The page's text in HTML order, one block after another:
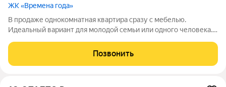
ЖК «Времена года»
В продаже однокомнатная квартира сразу с мебелью.
Идеальный вариант для молодой семьи или одного человека.
2015 года постройки в новом и обжитом жилом комплексе,
компромисс между тишиной на
Позвонить